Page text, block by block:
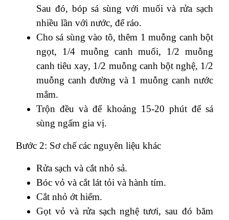
Sau đó, bóp sá sùng với muối và rửa sạch
nhiều lần với nước, để ráo.
Cho sá sùng vào tô, thêm 1 muỗng canh bột
ngọt, 1/4 muỗng canh muối, 1/2 muỗng
canh tiêu xay, 1/2 muỗng canh bột nghệ, 1/2
muỗng canh đường và 1 muỗng canh nước
mắm.
Trộn đều và để khoảng 15-20 phút để sá
sùng ngấm gia vị.
Bước 2: Sơ chế các nguyên liệu khác
Rửa sạch và cắt nhỏ sả.
Bóc vỏ và cắt lát tỏi và hành tím.
Cắt nhỏ ớt hiểm.
Gọt vỏ và rửa sạch nghệ tươi, sau đó băm